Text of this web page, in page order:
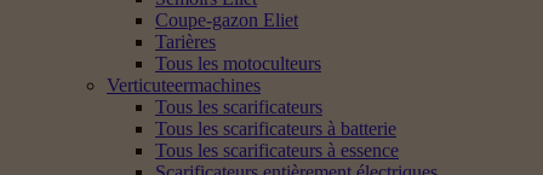
Coupe-gazon Eliet
Tarières
Tous les motoculteurs
Verticuteermachines
Tous les scarificateurs
Tous les scarificateurs à batterie
Tous les scarificateurs à essence